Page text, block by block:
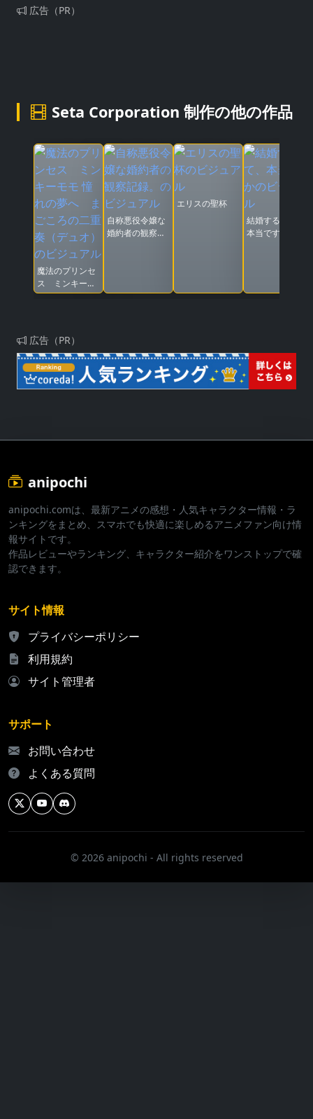
広告（PR）
Seta Corporation 制作の他の作品
魔法のプリンセ
ス ミンキーモ
モ 憧れの夢へ
自称悪役令嬢な
婚約者の観察記
エリスの聖杯
結婚するって、
本当ですか
広告（PR）
anipochi
anipochi.comは、最新アニメの感想・人気キャラクター情報・ラ
ンキングをまとめ、スマホでも快適に楽しめるアニメファン向け情
報サイトです。
作品レビューやランキング、キャラクター紹介をワンストップで確
認できます。
サイト情報
プライバシーポリシー
利用規約
サイト管理者
サポート
お問い合わせ
よくある質問
© 2026 anipochi - All rights reserved